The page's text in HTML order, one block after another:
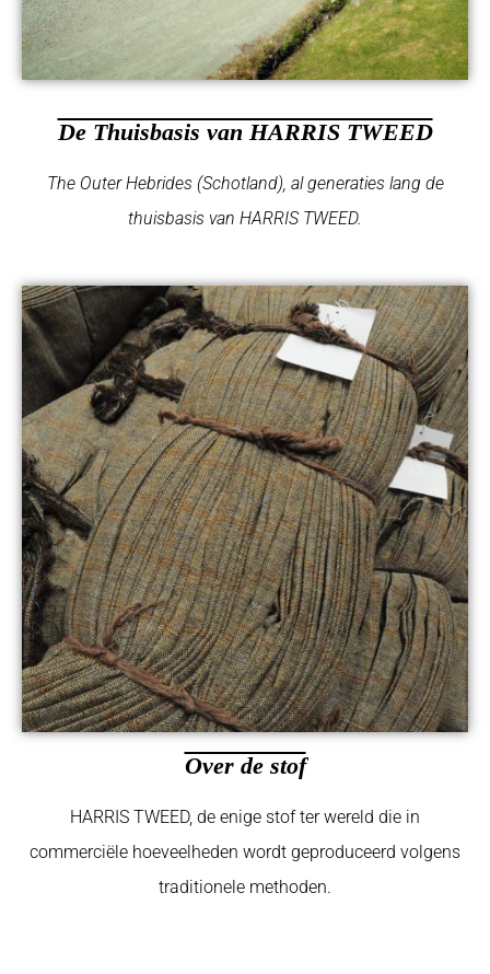
De Thuisbasis van HARRIS TWEED
The Outer Hebrides (Schotland), al generaties lang de
thuisbasis van HARRIS TWEED.
Over de stof
HARRIS TWEED, de enige stof ter wereld die in
commerciële hoeveelheden wordt geproduceerd volgens
traditionele methoden.